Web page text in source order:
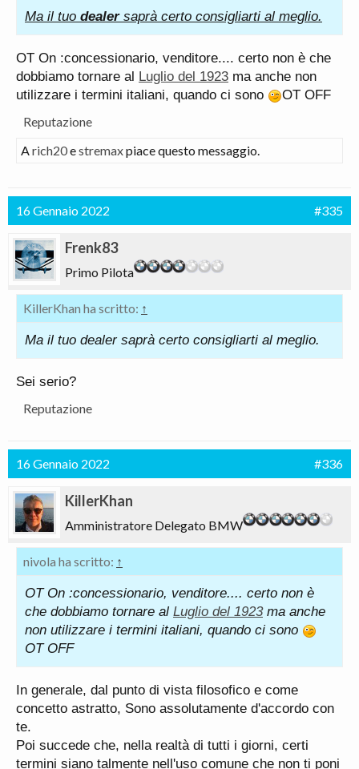
Ma il tuo dealersaprà certo consigliarti al meglio.
OT On :concessionario, venditore.... certo non è che
dobbiamo tornare al Luglio del 1923 ma anche non
utilizzare i termini italiani, quando ci sono
OT OFF
Reputazione
Arich20estremaxpiace questo messaggio.
16 Gennaio 2022 #335
Frenk83
Primo Pilota
KillerKhan ha scritto: ↑
Ma il tuo dealer saprà certo consigliarti al meglio.
Sei serio?
Reputazione
16 Gennaio 2022 #336
KillerKhan
Amministratore Delegato BMW
nivola ha scritto: ↑
OT On :concessionario, venditore.... certo non è
che dobbiamo tornare al Luglio del 1923ma anche
non utilizzare i termini italiani, quando ci sono
OT OFF
In generale, dal punto di vista filosofico e come
concetto astratto, Sono assolutamente d'accordo con
te.
Poi succede che, nella realtà di tutti i giorni, certi
termini siano talmente nell'uso comune che non ti poni